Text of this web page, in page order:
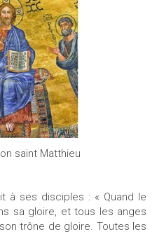
saint Matthieu
à ses disciples : « Quand le
sa gloire, et tous les anges
trône de gloire. Toutes les